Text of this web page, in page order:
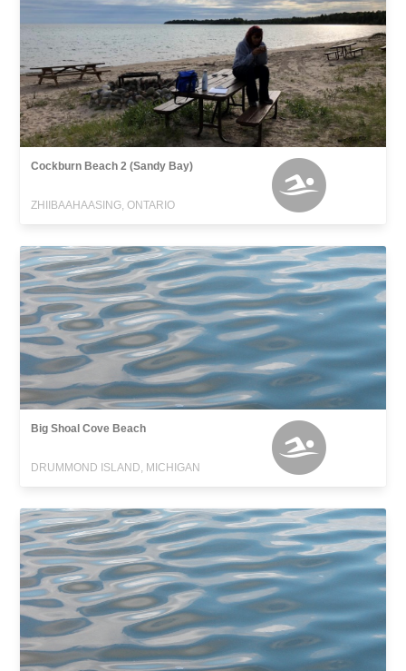
Cockburn Beach 2 (Sandy Bay)
ZHIIBAAHAASING, ONTARIO
Big Shoal Cove Beach
DRUMMOND ISLAND, MICHIGAN